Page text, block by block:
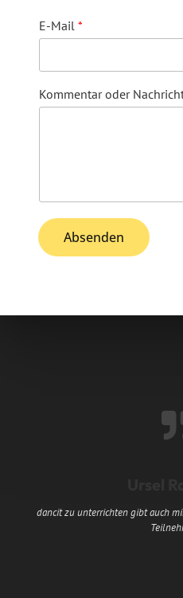
E-Mail *
Kommentar oder
Absenden
dancit zu unterrichten gibt auch